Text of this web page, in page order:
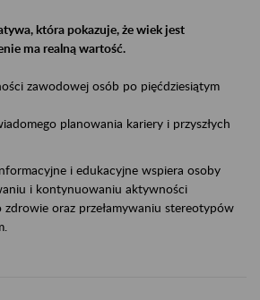
która pokazuje, że wiek jest
ma realną wartość.
zawodowej osób po pięćdziesiątym
planowania kariery i przyszłych
i edukacyjne wspiera osoby
i kontynuowaniu aktywności
oraz przełamywaniu stereotypów